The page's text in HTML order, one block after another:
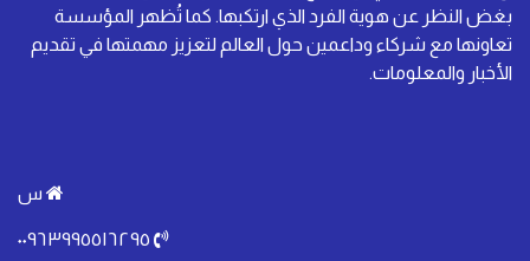
بغض النظر عن هوية الفرد الذي ارتكبها. كما تُظهر المؤسسة
تعاونها مع شركاء وداعمين حول العالم لتعزيز مهمتها في تقديم
الأخبار والمعلومات.
س